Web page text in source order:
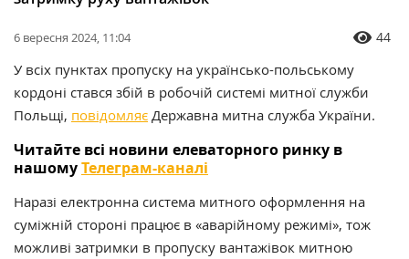
6 вересня 2024, 11:04 44
У всіх пунктах пропуску на українсько-польському
кордоні стався збій в робочій системі митної служби
Польщі, повідомляє Державна митна служба України.
Читайте всі новини елеваторного ринку в
нашомуТелеграм-каналі
Наразі електронна система митного оформлення на
суміжній стороні працює в «аварійному режимі», тож
можливі затримки в пропуску вантажівок митною